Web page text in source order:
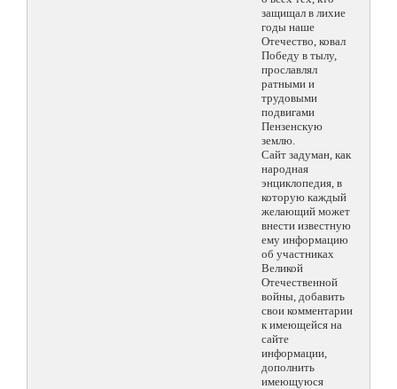
защищал в лихие
годы наше
Отечество, ковал
Победу в тылу,
прославлял
ратными и
трудовыми
подвигами
Пензенскую
землю.
Сайт задуман, как
народная
энциклопедия, в
которую каждый
желающий может
внести известную
ему информацию
об участниках
Великой
Отечественной
войны, добавить
свои комментарии
к имеющейся на
сайте
информации,
дополнить
имеющуюся